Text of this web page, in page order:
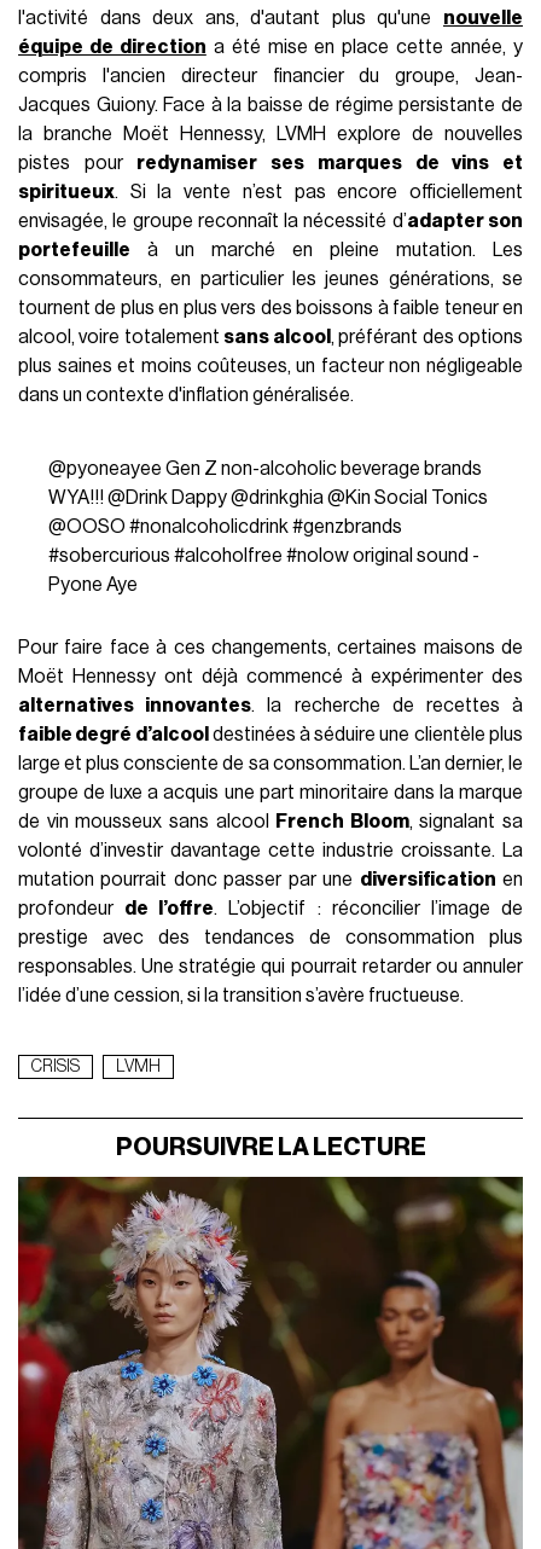
l'activité dans deux ans, d'autant plus qu'une nouvelle
équipe de direction a été mise en place cette année, y
compris l'ancien directeur financier du groupe, Jean-
Jacques Guiony. Face à la baisse de régime persistante de
la branche Moët Hennessy, LVMH explore de nouvelles
pistes pour redynamiser ses marques de vins et
spiritueux. Si la vente n’est pas encore officiellement
envisagée, le groupe reconnaît la nécessité d’adapter son
portefeuille à un marché en pleine mutation. Les
consommateurs, en particulier les jeunes générations, se
tournent de plus en plus vers des boissons à faible teneur en
alcool, voire totalement sans alcool , préférant des options
plus saines et moins coûteuses, un facteur non négligeable
dans un contexte d'inflation généralisée.
@pyoneayee Gen Z non-alcoholic beverage brands
WYA!!! @Drink Dappy @drinkghia @Kin Social Tonics
@OOSO #nonalcoholicdrink #genzbrands
#sobercurious #alcoholfree #noloworiginal sound -
Pyone Aye
Pour faire face à ces changements, certaines maisons de
Moët Hennessy ont déjà commencé à expérimenter des
alternatives innovantes. la recherche de recettes à
faible degré d’alcool destinées à séduire une clientèle plus
large et plus consciente de sa consommation. L’an dernier, le
groupe de luxe a acquis une part minoritaire dans la marque
de vin mousseux sans alcool
French Bloom, signalant sa
volonté d’investir davantage cette industrie croissante. La
mutation pourrait donc passer par une diversification en
profondeur de l’offre. L’objectif : réconcilier l’image de
prestige avec des tendances de consommation plus
responsables. Une stratégie qui pourrait retarder ou annuler
l’idée d’une cession, si la transition s’avère fructueuse.
CRISIS LVMH
POURSUIVRE LA LECTURE